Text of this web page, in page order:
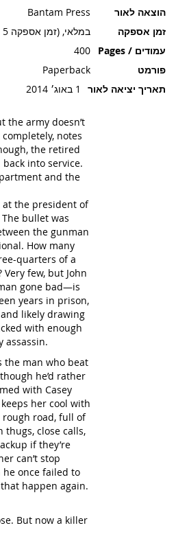
הוצאה לאור
Bantam Press
זמן אספקה
במלאי, (זמן אספקה 5 ימי עסקים)
עמודים / Pages
400
פורמט
Paperback
תאריך יציאה לאור
1 באוג׳ 2014
the army doesn’t
completely, notes
the retired
into service.
and the
at the president of
bullet was
the gunman
How many
quarters of a
few, but John
gone bad—is
years in prison,
likely drawing
with enough
assassin.
the man who beat
he’d rather
with Casey
her cool with
rough road, full of
thugs, close calls,
if they’re
can’t stop
once failed to
happen again.
But now a killer